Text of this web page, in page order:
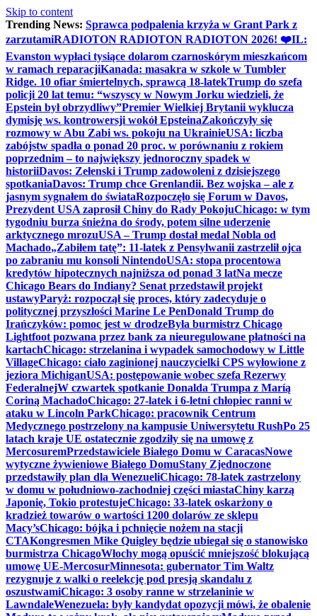
Skip to content
Trending News: Sprawca podpalenia krzyża w Grant Park z
zarzutamiRADIOTON RADIOTON RADIOTON 2026! ❤️IL:
Evanston wypłaci tysiące dolarom czarnoskórym mieszkańcom
w ramach reparacjiKanada: masakra w szkole w Tumbler
Ridge. 10 ofiar śmiertelnych, sprawcą 18-latekTrump do szefa
policji 20 lat temu: “wszyscy w Nowym Jorku wiedzieli, że
Epstein był obrzydliwy”Premier Wielkiej Brytanii wyklucza
dymisję ws. kontrowersji wokół EpsteinaZakończyły się
rozmowy w Abu Zabi ws. pokoju na UkrainieUSA: liczba
zabójstw spadła o ponad 20 proc. w porównaniu z rokiem
poprzednim – to największy jednoroczny spadek w
historiiDavos: Zełenski i Trump zadowoleni z dzisiejszego
spotkaniaDavos: Trump chce Grenlandii. Bez wojska – ale z
jasnym sygnałem do świataRozpoczęło się Forum w Davos,
Prezydent USA zaprosił Chiny do Rady PokojuChicago: w tym
tygodniu burza śnieżna do środy, potem silne uderzenie
arktycznego mrozuUSA – Trump dostał medal Nobla od
Machado„Zabiłem tatę”: 11-latek z Pensylwanii zastrzelił ojca
po zabraniu mu konsoli NintendoUSA: stopa procentowa
kredytów hipotecznych najniższa od ponad 3 latNa mecze
Chicago Bears do Indiany? Senat przedstawił projekt
ustawyParyż: rozpoczął się proces, który zadecyduje o
politycznej przyszłości Marine Le PenDonald Trump do
Irańczyków: pomoc jest w drodzeByła burmistrz Chicago
Lightfoot pozwana przez bank za nieuregulowane płatności na
kartachChicago: strzelanina i wypadek samochodowy w Little
VillageChicago: ciało zaginionej nauczycielki CPS wyłowione z
jeziora MichiganUSA: postępowanie wobec szefa Rezerwy
FederalnejW czwartek spotkanie Donalda Trumpa z Maríą
Coriną MachadoChicago: 27-latek i 6-letni chłopiec ranni w
ataku w Lincoln ParkChicago: pracownik Centrum
Medycznego postrzelony na kampusie Uniwersytetu RushPo 25
latach kraje UE ostatecznie zgodziły się na umowę z
MercosuremPrzedstawiciele Białego Domu w CaracasNowe
wytyczne żywieniowe Białego DomuStany Zjednoczone
przedstawiły plan dla WenezueliChicago: 78-latek zastrzelony
w domu w południowo-zachodniej części miastaChiny karzą
Japonię, Tokio protestujeChicago: 33-latek oskarżony o
kradzież towarów o wartości 1200 dolarów ze sklepu
Macy’sChicago: bójka i pchnięcie nożem na stacji
CTAKongresmen Mike Quigley będzie ubiegał się o stanowisko
burmistrza ChicagoWłochy mogą opuścić mniejszość blokującą
umowę UE-MercosurMinnesota: gubernator Tim Waltz
rezygnuje z walki o reelekcję pod presją skandalu z
oszustwamiChicago: 3 osoby ranne w strzelaninie w
LawndaleWenezuela: były kandydat opozycji mówi, że obalenie